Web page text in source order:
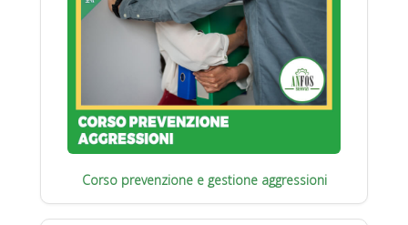
Corso prevenzione e gestione aggressioni